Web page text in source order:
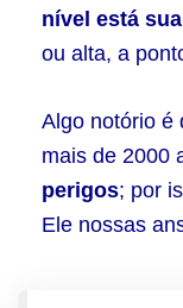
nível está
ou alta, a
Algo notório é
mais de 2000
perigos; por
Ele nossas